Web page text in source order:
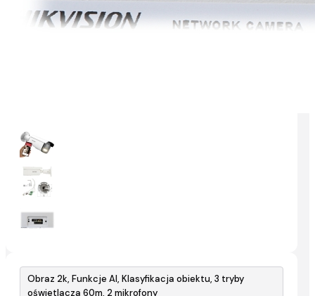
Obraz 2k, Funkcje AI, Klasyfikacja obiektu, 3 tryby
oświetlacza 60m, 2 mikrofony